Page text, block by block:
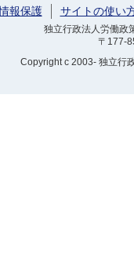
報保護 サイトの使い
独立行政法人労働
〒177-
Copyrightc 2003- 独立行